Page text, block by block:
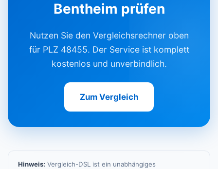
Bentheim prüfen
Nutzen Sie den Vergleichsrechner oben
für PLZ 48455. Der Service ist komplett
kostenlos und unverbindlich.
Zum Vergleich
Hinweis: Vergleich-DSL ist ein unabhängiges